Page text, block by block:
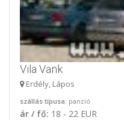
Vila Vank
Erdély, Lápos
szállás típusa: panzió
ár / fő: 18 - 22 EUR